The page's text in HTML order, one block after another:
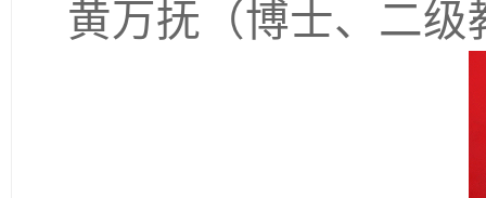
黄万抚 （博士、二